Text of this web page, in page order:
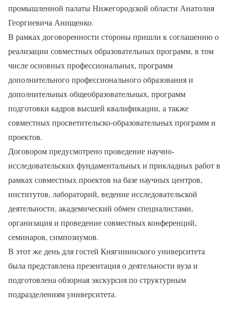
промышленной палаты Нижегородской области Анатолия
Георгиевича Анищенко.
В рамках договоренности стороны пришли к соглашению о
реализации совместных образовательных программ, в том
числе основных профессиональных, программ
дополнительного профессионального образования и
дополнительных общеобразовательных, программ
подготовки кадров высшей квалификации, а также
совместных просветительско-образовательных программ и
проектов.
Договором предусмотрено проведение научно-
исследовательских фундаментальных и прикладных работ в
рамках совместных проектов на базе научных центров,
институтов, лабораторий, ведение исследовательской
деятельности, академический обмен специалистами,
организация и проведение совместных конференций,
семинаров, симпозиумов.
В этот же день для гостей Княгининского университета
была представлена презентация о деятельности вуза и
подготовлена обзорная экскурсия по структурным
подразделениям университета.